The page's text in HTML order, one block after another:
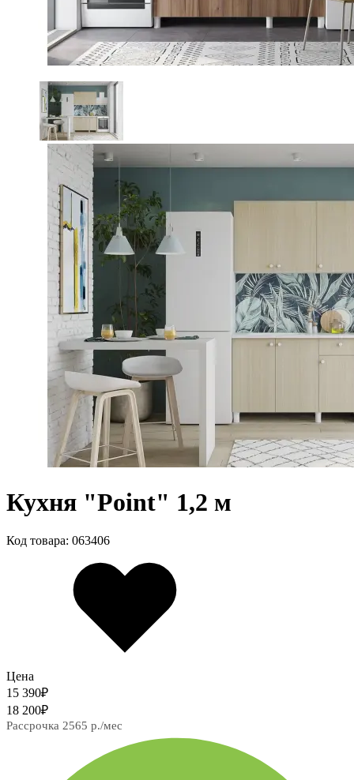
Кухня "Point" 1,2 м
Код товара: 063406
Цена
15 390₽
18 200₽
Рассрочка 2565 р./мес